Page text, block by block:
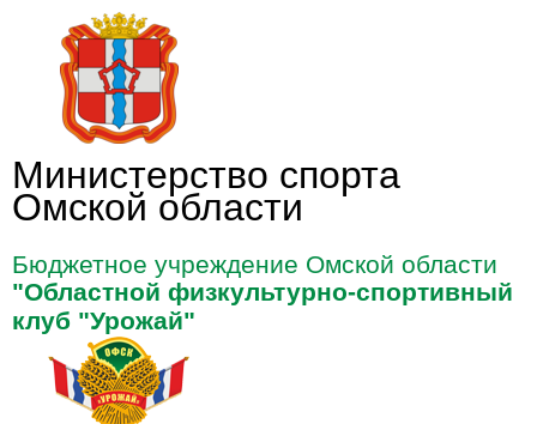
Перейти к основному содержанию
Министерство спорта
Омской области
Бюджетное учреждение Омской области
"Областной физкультурно-спортивный
клуб "Урожай"